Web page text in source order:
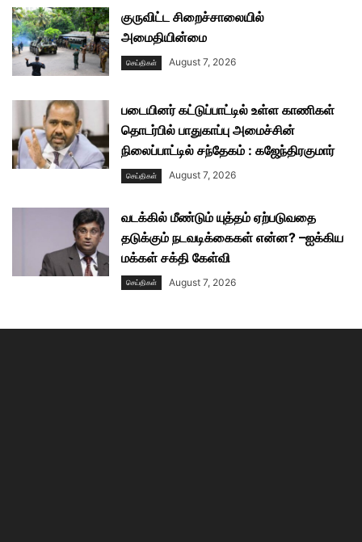
குருவிட்ட சிறைச்சாலையில்
அமைதியின்மை
செய்திகள் August 7, 2026
படையினர் கட்டுப்பாட்டில் உள்ள காணிகள்
தொடர்பில் பாதுகாப்பு அமைச்சின்
நிலைப்பாட்டில் சந்தேகம் : கஜேந்திரகுமார்
செய்திகள் August 7, 2026
வடக்கில் மீண்டும் யுத்தம் ஏற்படுவதை
தடுக்கும் நடவடிக்கைகள் என்ன? –ஐக்கிய
மக்கள் சக்தி கேள்வி
செய்திகள் August 7, 2026